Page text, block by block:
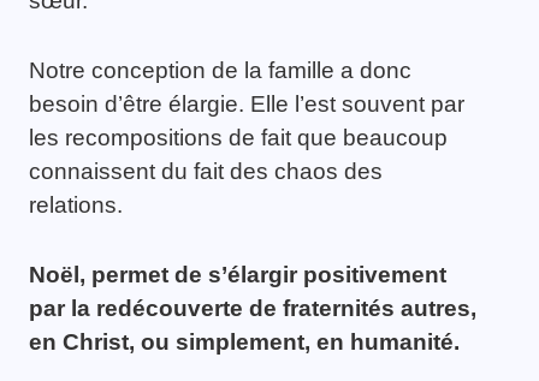
Notre conception de la famille a donc
besoin d’être élargie. Elle l’est souvent par
les recompositions de fait que beaucoup
connaissent du fait des chaos des
relations.
Noël, permet de s’élargir positivement
par la redécouverte de fraternités autres,
en Christ, ou simplement, en humanité.